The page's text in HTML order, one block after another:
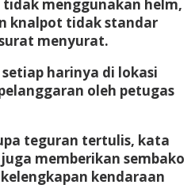
menggunakan helm,
knalpot tidak standar
menyurat.
harinya di lokasi
oleh petugas
teguran tertulis, kata
memberikan sembako
kendaraan